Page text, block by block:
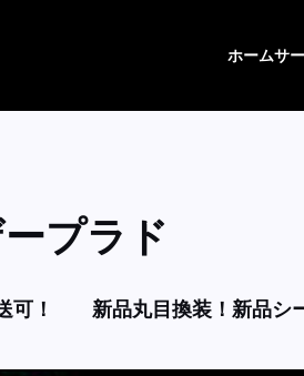
ホームサ
プラド
可！ 新品丸目換装！新品シ